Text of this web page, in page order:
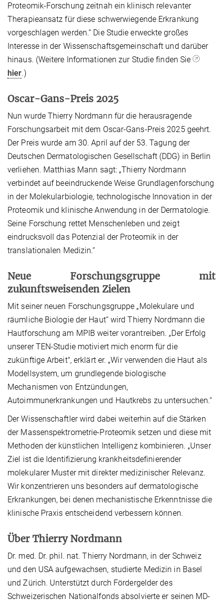
Proteomik-Forschung zeitnah ein klinisch relevanter
Therapieansatz für diese schwerwiegende Erkrankung
vorgeschlagen werden.“ Die Studie erweckte großes
Interesse in der Wissenschaftsgemeinschaft und darüber
hinaus. (Weitere Informationen zur Studie finden Sie
hier.)
Oscar-Gans-Preis 2025
Nun wurde Thierry Nordmann für die herausragende
Forschungsarbeit mit dem Oscar-Gans-Preis 2025 geehrt.
Der Preis wurde am 30. April auf der 53. Tagung der
Deutschen Dermatologischen Gesellschaft (DDG) in Berlin
verliehen. Matthias Mann sagt: „Thierry Nordmann
verbindet auf beeindruckende Weise Grundlagenforschung
in der Molekularbiologie, technologische Innovation in der
Proteomik und klinische Anwendung in der Dermatologie.
Seine Forschung rettet Menschenleben und zeigt
eindrucksvoll das Potenzial der Proteomik in der
translationalen Medizin.“
Neue Forschungsgruppe mit
zukunftsweisenden Zielen
Mit seiner neuen Forschungsgruppe „Molekulare und
räumliche Biologie der Haut“ wird Thierry Nordmann die
Hautforschung am MPIB weiter vorantreiben. „Der Erfolg
unserer TEN-Studie motiviert mich enorm für die
zukünftige Arbeit", erklärt er. „Wir verwenden die Haut als
Modellsystem, um grundlegende biologische
Mechanismen von Entzündungen,
Autoimmunerkrankungen und Hautkrebs zu untersuchen.“
Der Wissenschaftler wird dabei weiterhin auf die Stärken
der Massenspektrometrie-Proteomik setzen und diese mit
Methoden der künstlichen Intelligenz kombinieren. „Unser
Ziel ist die Identifizierung krankheitsdefinierender
molekularer Muster mit direkter medizinischer Relevanz.
Wir konzentrieren uns besonders auf dermatologische
Erkrankungen, bei denen mechanistische Erkenntnisse die
klinische Praxis entscheidend verbessern können.
Über Thierry Nordmann
Dr. med. Dr. phil. nat. Thierry Nordmann, in der Schweiz
und den USA aufgewachsen, studierte Medizin in Basel
und Zürich. Unterstützt durch Fördergelder des
Schweizerischen Nationalfonds absolvierte er seinen MD-